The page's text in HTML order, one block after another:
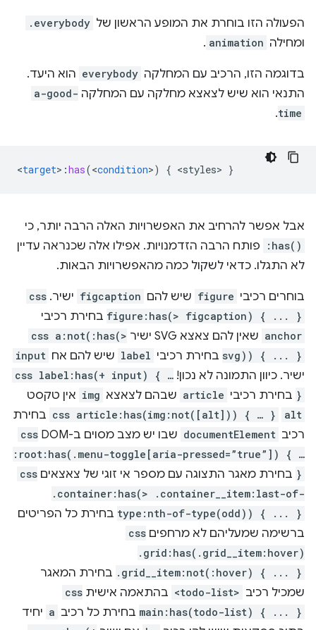
הפעולה הזו בוחרת את המופע הראשון של .everybody
ומחילה animation
.
בדוגמה הזו, הרכיב עם המחלקה everybody הוא היעד.
התנאי הוא שיש לצאצא מחלקה עם המחלקה a-good-
time
.
<target> :has(<condition>) { <styles> }
אבל אפשר להרחיב את האפשרויות האלה הרבה יותר, כי
:has()
פותח הרבה הזדמנויות. אפילו אלה שכנראה עדיין
לא התגלו. כדאי לשקול כמה מהאפשרויות הבאות.
בוחרים רכיבי figure שיש להם figcaption ישיר. css
figure:has(> figcaption) { ... } בחירת רכיבי
anchor שאין להם צאצא SVG ישיר
css a:not(:has(>
svg)) { ... } בחירת רכיבי label שיש להם אח input
ישיר. כיוון התמונה לא נכון! css label:has(+ input) { …
} בחירת רכיבי article שבהם לצאצא img אין טקסט
alt
css article:has(img:not([alt])) { … } בחירת
רכיב documentElement שבו יש מצב מסוים ב-DOM
css
:root:has(.menu-toggle[aria-pressed=”true”]) { …
} בחירת מאגר התצוגה עם מספר אי זוגי של צאצאים css
.container:has(> .container__item:last-of-
type:nth-of-type(odd)) { ... } בחירת כל הפריטים
ברשימה שמעליהם לא מרחפים css
.grid:has(.grid__item:hover)
.grid__item:not(:hover) { ... } בחירת המאגר
שמכיל רכיב <todo-list> בהתאמה אישית css
main:has(todo-list) { ... } בחירת כל רכיב a יחיד